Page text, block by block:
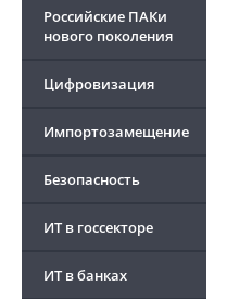
Российские ПАКи
нового поколения
Цифровизация
Импортозамещение
Безопасность
ИТ в госсекторе
ИТ в банках